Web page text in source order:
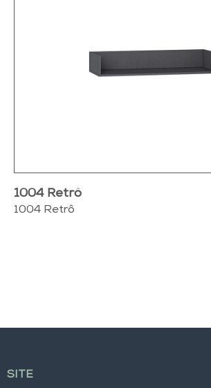
1004 Retrô
1004 Retrô
SITE